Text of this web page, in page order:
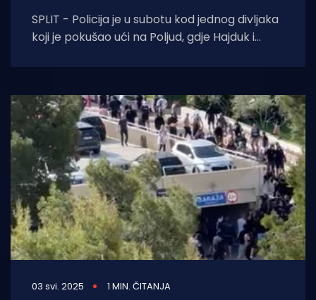
SPLIT - Policija je u subotu kod jednog divljaka
koji je pokušao ući na Poljud, gdje Hajduk i
03 svi. 2025 1 MIN. ČITANJA